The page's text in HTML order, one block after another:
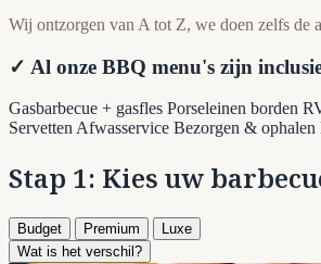
Wij ontzorgen van A tot Z, we doen zelfs de
✓ Al onze BBQ menu's zijn
Gasbarbecue + gasfles Porseleinen borden
Servetten Afwasservice Bezorgen &
Stap 1: Kies uw
Budget Premium
Luxe
Wat is het verschil?